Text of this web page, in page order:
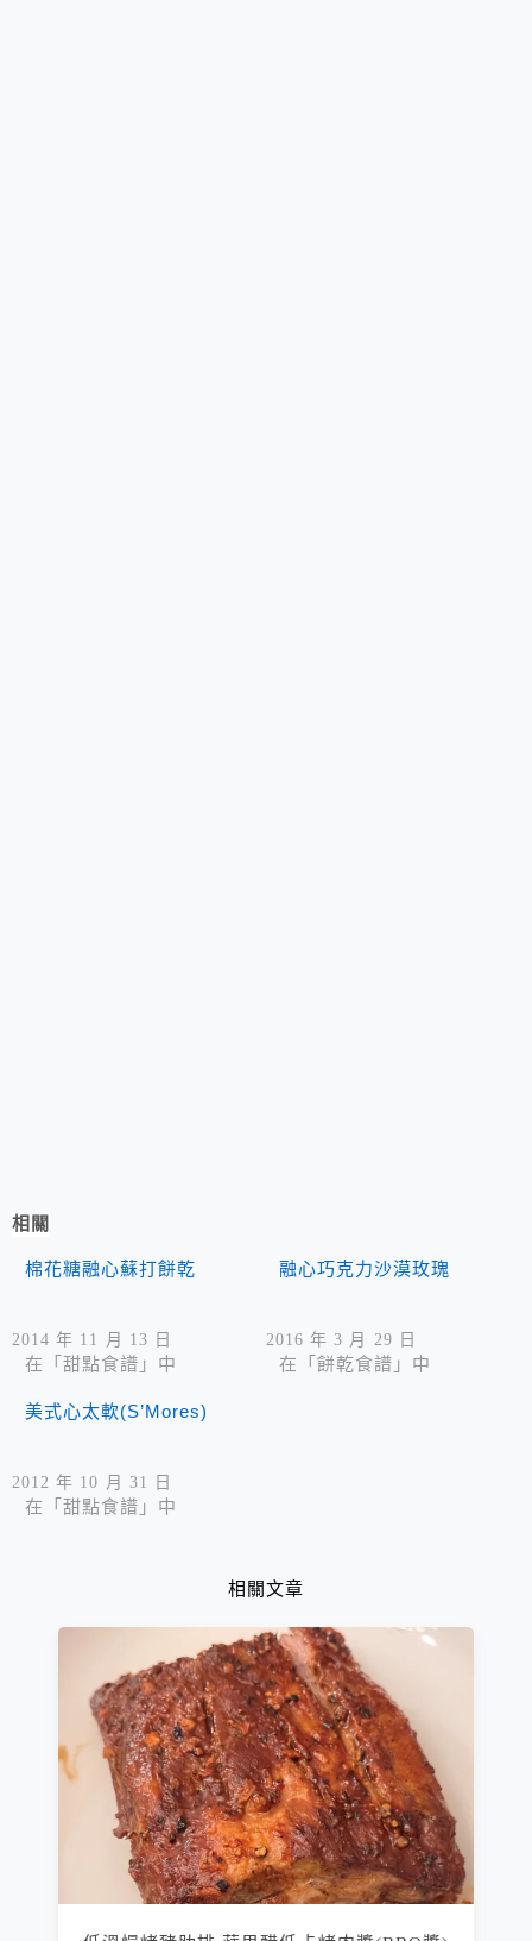
相關
棉花糖融心蘇打餅乾
2014 年 11 月 13 日
在「甜點食譜」中
融心巧克力沙漠玫瑰
2016 年 3 月 29 日
在「餅乾食譜」中
美式心太軟(S’Mores)
2012 年 10 月 31 日
在「甜點食譜」中
相關文章